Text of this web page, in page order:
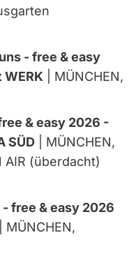
- free & easy
| MÜNCHEN,
& easy 2026 -
SÜD | MÜNCHEN,
AIR (überdacht)
free & easy 2026
| MÜNCHEN,